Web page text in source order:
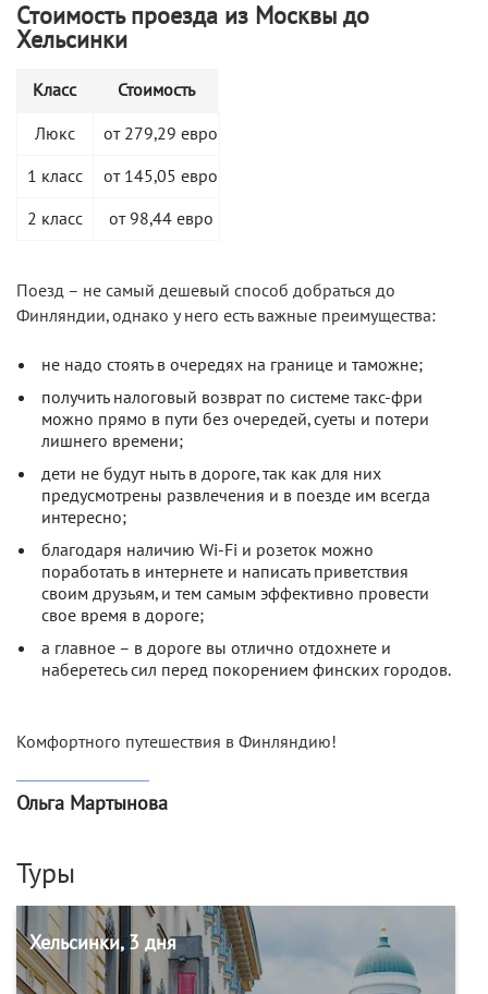
Стоимость проезда из Москвы до
Хельсинки
Класс Стоимость
Люкс от 279,29 евро
1 класс от 145,05 евро
2 класс от 98,44 евро
Поезд – не самый дешевый способ добраться до
Финляндии, однако у него есть важные преимущества:
не надо стоять в очередях на границе и таможне;
получить налоговый возврат по системе такс-фри
можно прямо в пути без очередей, суеты и потери
лишнего времени;
дети не будут ныть в дороге, так как для них
предусмотрены развлечения и в поезде им всегда
интересно;
благодаря наличию Wi-Fi и розеток можно
поработать в интернете и написать приветствия
своим друзьям, и тем самым эффективно провести
свое время в дороге;
а главное – в дороге вы отлично отдохнете и
наберетесь сил перед покорением финских городов.
Комфортного путешествия в Финляндию!
Ольга Мартынова
Туры
Хельсинки, 3 дня